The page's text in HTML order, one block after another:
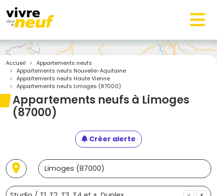
Accueil
Appartements neufs
Appartements neufs Nouvelle-Aquitaine
Appartements neufs Haute Vienne
Appartements neufs Limoges (87000)
Appartements neufs à Limoges
(87000)
Créer alerte